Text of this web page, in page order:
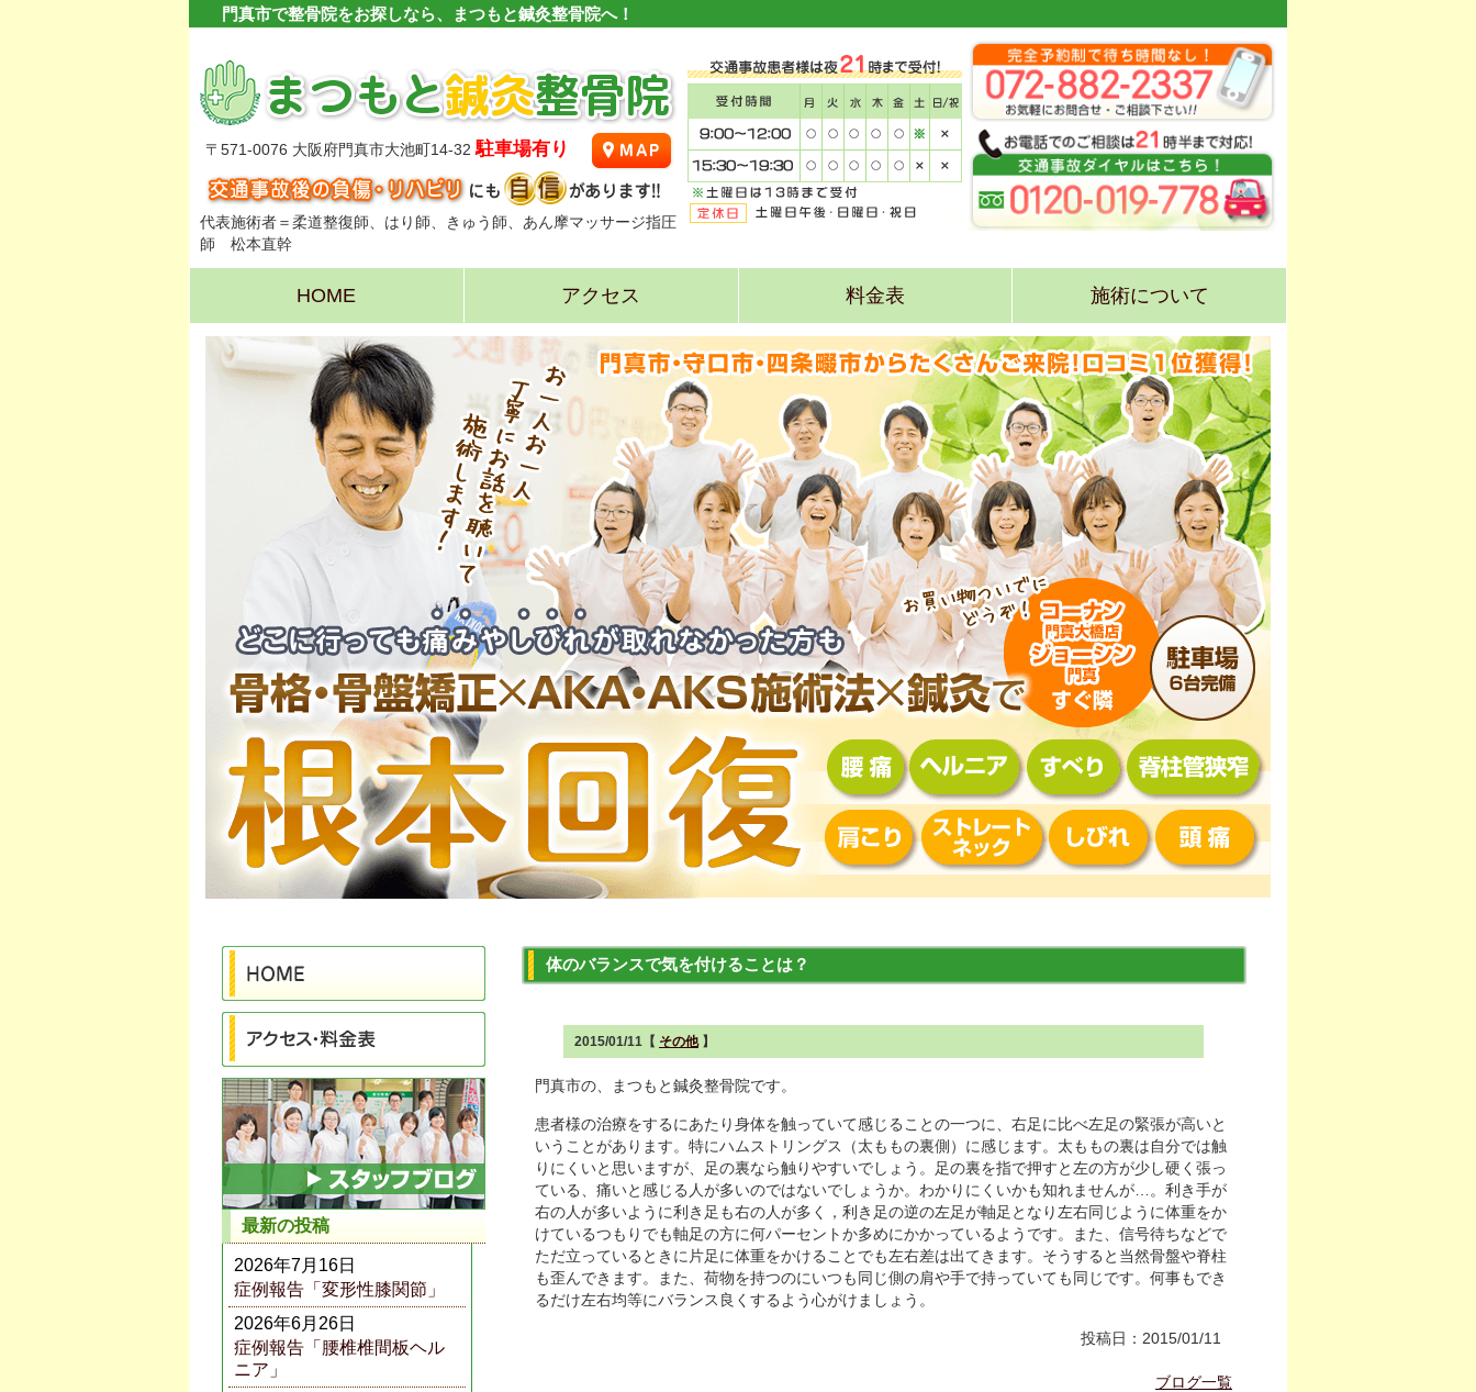
門真市で整骨院をお探しなら、まつもと鍼灸整骨院へ！
〒571-0076 大阪府門真市大池町14-32駐車場有り
代表施術者＝柔道整復師、はり師、きゅう師、あん摩マッサージ指圧
師 松本直幹
HOME アクセス 料金表 施術について
体のバランスで気を付けることは？
2015/01/11【 その他】
門真市の、まつもと鍼灸整骨院です。
患者様の治療をするにあたり身体を触っていて感じることの一つに、右足に比べ左足の緊張が高いと
いうことがあります。特にハムストリングス（太ももの裏側）に感じます。太ももの裏は自分では触
りにくいと思いますが、足の裏なら触りやすいでしょう。足の裏を指で押すと左の方が少し硬く張っ
ている、痛いと感じる人が多いのではないでしょうか。わかりにくいかも知れませんが…。利き手が
右の人が多いように利き足も右の人が多く，利き足の逆の左足が軸足となり左右同じように体重をか
けているつもりでも軸足の方に何パーセントか多めにかかっているようです。また、信号待ちなどで
ただ立っているときに片足に体重をかけることでも左右差は出てきます。そうすると当然骨盤や脊柱
も歪んできます。また、荷物を持つのにいつも同じ側の肩や手で持っていても同じです。何事もでき
るだけ左右均等にバランス良くするよう心がけましょう。
投稿日：2015/01/11
ブログ一覧
最新の投稿
2026年7月16日
症例報告「変形性膝関節」
2026年6月26日
症例報告「腰椎椎間板ヘル
ニア」